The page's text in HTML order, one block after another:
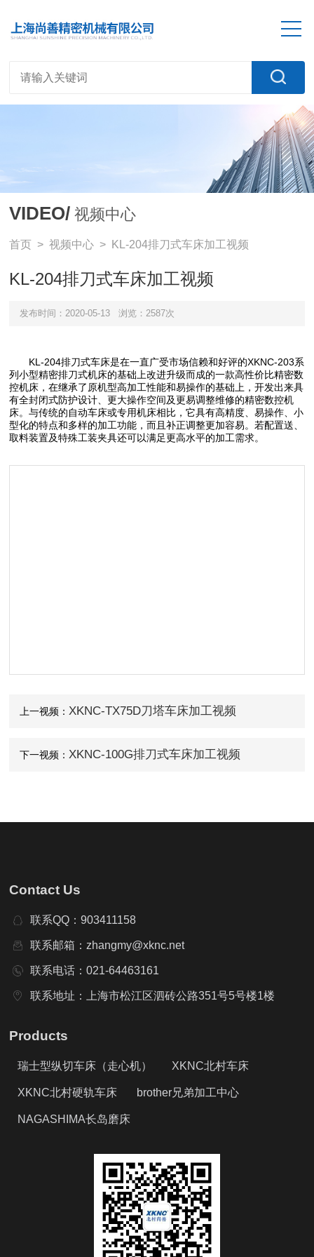
VIDEO/ 视频中心
首页 >视频中心 > KL-204排刀式车床加工视频
KL-204排刀式车床加工视频
发布时间：2020-05-13 浏览：2587次
KL-204排刀式车床是在一直广受市场信赖和好评的XKNC-203系
列小型精密排刀式机床的基础上改进升级而成的一款高性价比精密数
控机床，在继承了原机型高加工性能和易操作的基础上，开发出来具
有全封闭式防护设计、更大操作空间及更易调整维修的精密数控机
床。与传统的自动车床或专用机床相比，它具有高精度、易操作、小
型化的特点和多样的加工功能，而且补正调整更加容易。若配置送、
取料装置及特殊工装夹具还可以满足更高水平的加工需求。
上一视频： XKNC-TX75D刀塔车床加工视频
下一视频： XKNC-100G排刀式车床加工视频
Contact Us
联系QQ：903411158
联系邮箱：zhangmy@xknc.net
联系电话：021-64463161
联系地址：上海市松江区泗砖公路351号5号楼1楼
Products
瑞士型纵切车床（走心机） XKNC北村车床
XKNC北村硬轨车床 brother兄弟加工中心
NAGASHIMA长岛磨床